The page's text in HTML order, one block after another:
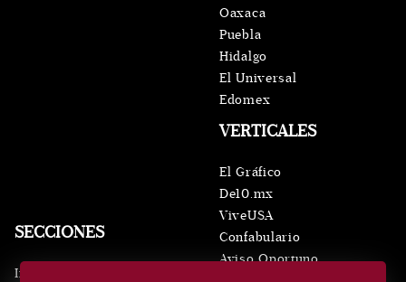
SECCIONES
Inicio
VERTICALES
El Gráfico
De10.mx
ViveUSA
Confabulario
Aviso Oportuno
Oaxaca
Puebla
Hidalgo
El Universal
Edomex